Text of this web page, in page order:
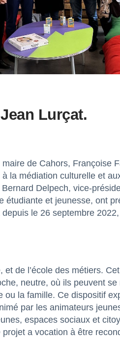
Lurçat.
de Cahors, Françoise
la médiation culturelle et
Delpech, vice-
étudiante et jeunesse, ont
le 26 septembre
de l’école des métiers.
neutre, où ils peuvent
ou la famille. Ce dispositif
par les animateurs
espaces sociaux et
a vocation à être